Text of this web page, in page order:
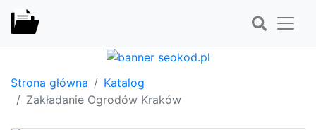
Strona główna
Katalog
Zakładanie Ogrodów Kraków